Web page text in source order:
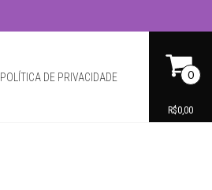
POLÍTICA DE PRIVACIDADE 0
R$0,00